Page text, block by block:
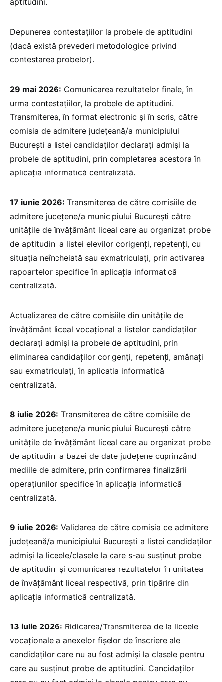
Depunerea contestaţiilor la probele de aptitudini
(dacă există prevederi metodologice privind
contestarea probelor).
29 mai 2026: Comunicarea rezultatelor finale, în
urma contestaţiilor, la probele de aptitudini.
Transmiterea, în format electronic şi în scris, către
comisia de admitere judeţeană/a municipiului
Bucureşti a listei candidaţilor declaraţi admişi la
probele de aptitudini, prin completarea acestora în
aplicația informatică centralizată.
17 iunie 2026: Transmiterea de către comisiile de
admitere judeţene/a municipiului Bucureşti către
unităţile de învăţământ liceal care au organizat probe
de aptitudini a listei elevilor corigenţi, repetenţi, cu
situaţia neîncheiată sau exmatriculaţi, prin activarea
rapoartelor specifice în aplicația informatică
centralizată.
Actualizarea de către comisiile din unitățile de
învățământ liceal vocațional a listelor candidaţilor
declaraţi admişi la probele de aptitudini, prin
eliminarea candidaţilor corigenţi, repetenţi, amânaţi
sau exmatriculaţi, în aplicația informatică
centralizată.
8 iulie 2026: Transmiterea de către comisiile de
admitere judeţene/a municipiului Bucureşti către
unităţile de învăţământ liceal care au organizat probe
de aptitudini a bazei de date judeţene cuprinzând
mediile de admitere, prin confirmarea finalizării
operațiunilor specifice în aplicația informatică
centralizată.
9 iulie 2026: Validarea de către comisia de admitere
judeţeană/a municipiului Bucureşti a listei candidaţilor
admişi la liceele/clasele la care s-au susţinut probe
de aptitudini şi comunicarea rezultatelor în unitatea
de învăţământ liceal respectivă, prin tipărire din
aplicația informatică centralizată.
13 iulie 2026: Ridicarea/Transmiterea de la liceele
vocaţionale a anexelor fișelor de înscriere ale
candidaţilor care nu au fost admişi la clasele pentru
care au susţinut probe de aptitudini. Candidaților